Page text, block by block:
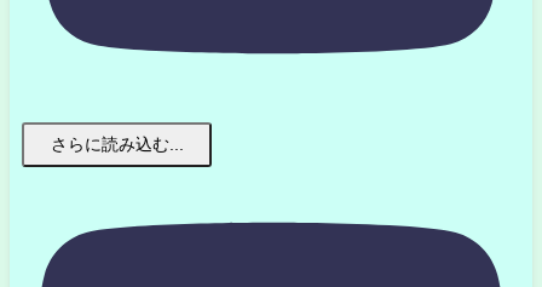
さらに読み込む...